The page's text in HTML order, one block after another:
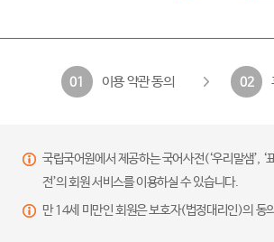
01 이용 약관 동의 02
국립국어원에서 제공하는 국어사전(‘우리말샘’,
전’의 회원 서비스를 이용하실 수 있습니다.
만 14세 미만인 회원은 보호자(법정대리인)의 동